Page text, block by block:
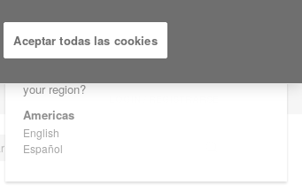
Are you in United States?
your region?
Americas
English
Español
Aceptar todas las cookies